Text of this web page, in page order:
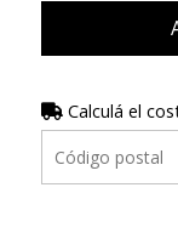
Calculá el